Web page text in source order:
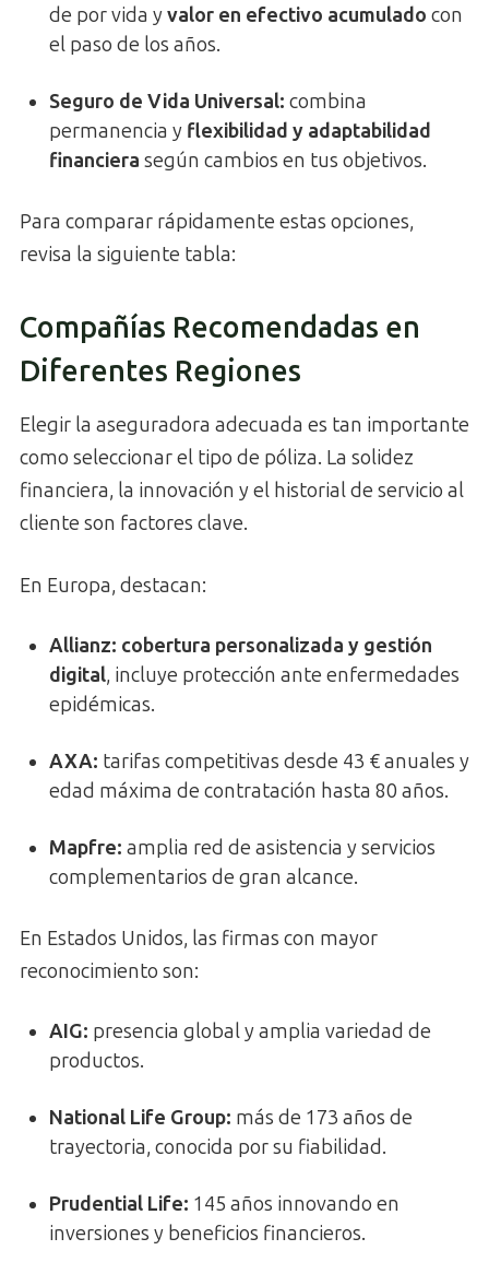
de por vida yvalor en efectivo acumulado con
el paso de los años.
Seguro de Vida Universal: combina
permanencia y flexibilidad y adaptabilidad
financiera según cambios en tus objetivos.
Para comparar rápidamente estas opciones,
revisa la siguiente tabla:
Compañías Recomendadas en
Diferentes Regiones
Elegir la aseguradora adecuada es tan importante
como seleccionar el tipo de póliza. La solidez
financiera, la innovación y el historial de servicio al
cliente son factores clave.
En Europa, destacan:
Allianz: cobertura personalizada y gestión
digital, incluye protección ante enfermedades
epidémicas.
AXA: tarifas competitivas desde 43 € anuales y
edad máxima de contratación hasta 80 años.
Mapfre: amplia red de asistencia y servicios
complementarios de gran alcance.
En Estados Unidos, las firmas con mayor
reconocimiento son:
AIG: presencia global y amplia variedad de
productos.
National Life Group: más de 173 años de
trayectoria, conocida por su fiabilidad.
Prudential Life: 145 años innovando en
inversiones y beneficios financieros.